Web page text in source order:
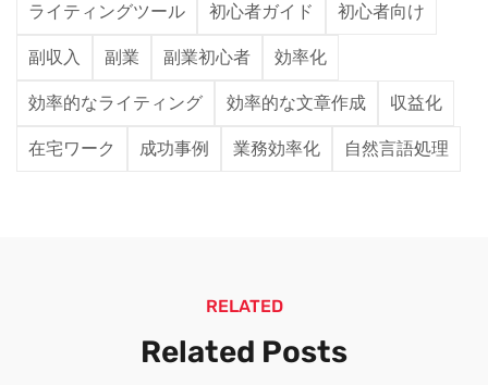
ライティングツール 初心者ガイド 初心者向け
副収入 副業 副業初心者 効率化
効率的なライティング 効率的な文章作成 収益化
在宅ワーク 成功事例 業務効率化 自然言語処理
RELATED
Related Posts